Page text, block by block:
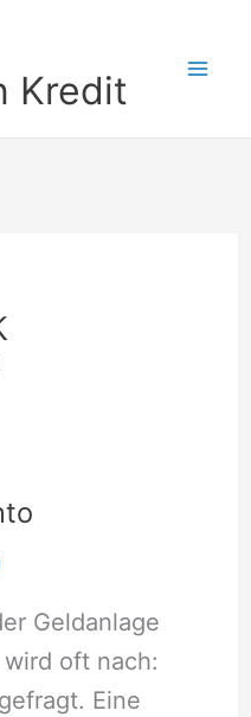
Kredit
Geldanlage
oft nach:
Eine